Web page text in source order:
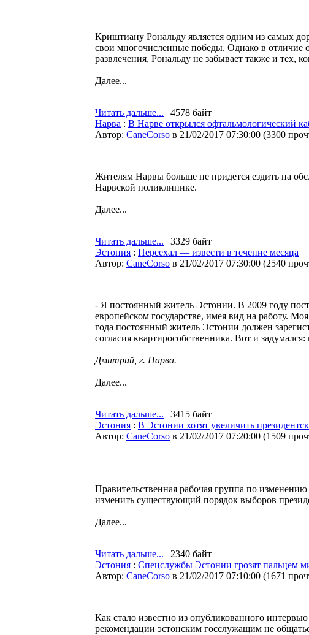
Криштиану Рональду является одним из самых
свои многочисленные победы. Однако в отличие
развлечения, Рональду не забывает также и тех,
Далее...
Читать дальше... | 4578 байт
Нарва : В Нарве открылся офтальмологический
Автор: CaneCorso в 21/02/2017 07:30:00 (3300
Жителям Нарвы больше не придется ездить на
Нарвской поликлинике.
Далее...
Читать дальше... | 3329 байт
Эстония : Переехал — извести в течение месяца
Автор: CaneCorso в 21/02/2017 07:30:00 (2540
- Я постоянный житель Эстонии. В 2009 году
европейском государстве, имея вид на работу.
года постоянный житель Эстонии должен
согласия квартирособственника. Вот и
Дмитрий, г. Нарва.
Далее...
Читать дальше... | 3415 байт
Эстония : В Эстонии хотят увеличить
Автор: CaneCorso в 21/02/2017 07:20:00 (1509
Правительственная рабочая группа по
изменить существующий порядок выборов
Далее...
Читать дальше... | 2340 байт
Эстония : Спецслужбы Эстонии грозят пальцем
Автор: CaneCorso в 21/02/2017 07:10:00 (1671
Как стало известно из опубликованного
рекомендации эстонским госслужащим не